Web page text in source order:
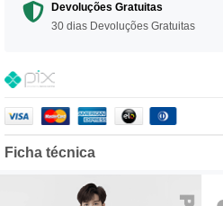
Devoluções Gratuitas
30 dias Devoluções Gratuitas
Ficha técnica